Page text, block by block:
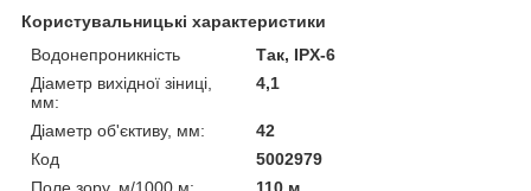
Користувальницькі характеристики
Водонепроникність
Так, IPX-6
Діаметр вихідної зіниці,
мм:
4,1
Діаметр об'єктиву, мм:
42
Код
5002979
Поле зору, м/1000 м:
110 м